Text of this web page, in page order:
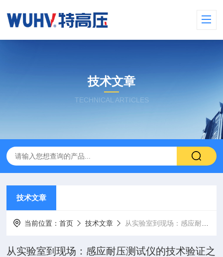
技术文章
TECHNICAL ARTICLES
技术文章
当前位置：首页 技术文章 从实验室到现场：感应耐压测试仪的技术验证之路
从实验室到现场：感应耐压测试仪的技术验证之